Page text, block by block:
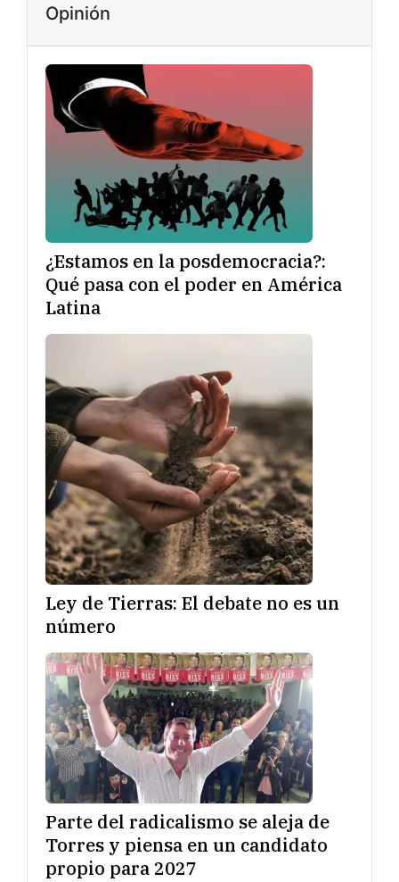
Opinión
¿Estamos en la posdemocracia?:
Qué pasa con el poder en América
Latina
Ley de Tierras: El debate no es un
número
Parte del radicalismo se aleja de
Torres y piensa en un candidato
propio para 2027